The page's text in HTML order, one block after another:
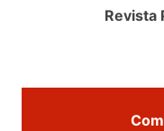
Revista